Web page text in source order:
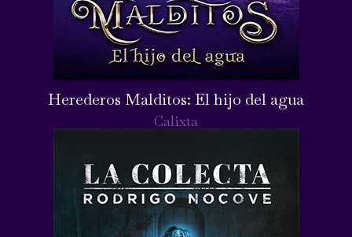
Herederos Malditos: El hijo del agua
Calixta